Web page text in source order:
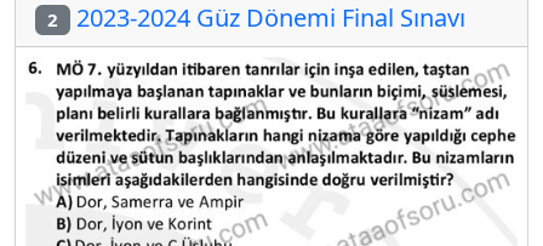
2 2023-2024 Güz Dönemi Final Sınavı